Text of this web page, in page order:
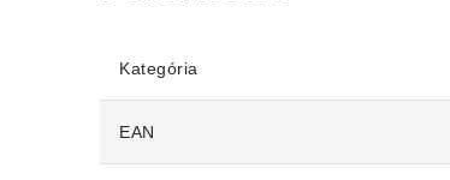
Kategória
EAN